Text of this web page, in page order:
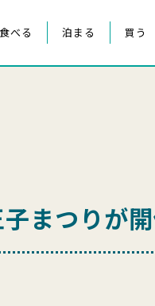
食べる 泊まる 買う
まつりが開